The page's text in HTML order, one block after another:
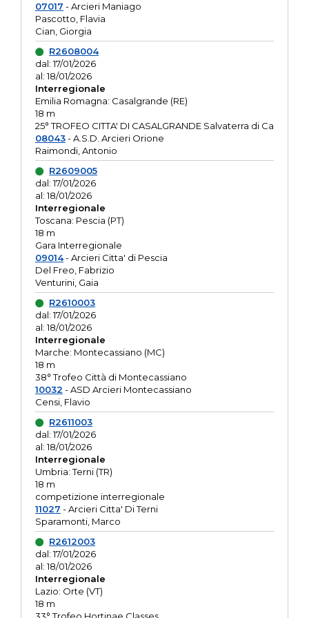
07017 - Arcieri Maniago
Pascotto, Flavia
Cian, Giorgia
R2608004
dal: 17/01/2026
al: 18/01/2026
Interregionale
Emilia Romagna: Casalgrande (RE)
18 m
25° TROFEO CITTA' DI CASALGRANDE Salvaterra di Ca
08043- A.S.D. Arcieri Orione
Raimondi, Antonio
R2609005
dal: 17/01/2026
al: 18/01/2026
Interregionale
Toscana: Pescia (PT)
18 m
Gara Interregionale
09014- Arcieri Citta' di Pescia
Del Freo, Fabrizio
Venturini, Gaia
R2610003
dal: 17/01/2026
al: 18/01/2026
Interregionale
Marche: Montecassiano (MC)
18 m
38° Trofeo Città di Montecassiano
10032 - ASD Arcieri Montecassiano
Censi, Flavio
R2611003
dal: 17/01/2026
al: 18/01/2026
Interregionale
Umbria: Terni (TR)
18 m
competizione interregionale
11027 - Arcieri Citta' Di Terni
Sparamonti, Marco
R2612003
dal: 17/01/2026
al: 18/01/2026
Interregionale
Lazio: Orte (VT)
18 m